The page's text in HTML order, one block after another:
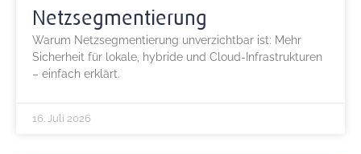
Netzsegmentierung
Warum Netzsegmentierung unverzichtbar ist: Mehr
Sicherheit für lokale, hybride und Cloud-Infrastrukturen
– einfach erklärt.
16. Juli 2026